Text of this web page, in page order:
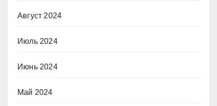
Август 2024
Июль 2024
Июнь 2024
Май 2024